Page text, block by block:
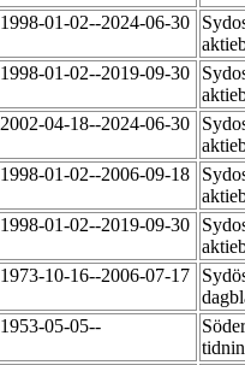
1998-01-02--2024-06-30
1998-01-02--2019-09-30
2002-04-18--2024-06-30
1998-01-02--2006-09-18
1998-01-02--2019-09-30
1973-10-16--2006-07-17
1953-05-05--